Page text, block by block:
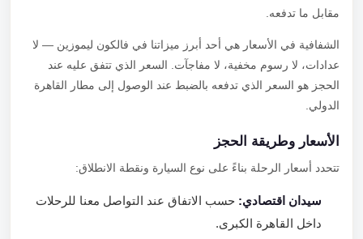
مقابل ما تدفعه.
الشفافية في الأسعار هي أحد أبرز ميزاتنا في فالكون ليموزين — لا
عدادات، لا رسوم مخفية، لا مفاجآت. السعر الذي تتفق عليه عند
الحجز هو السعر الذي تدفعه بالضبط عند الوصول إلى مطار القاهرة
الدولي.
الأسعار وطريقة الحجز
تتحدد أسعار الرحلة بناءً على نوع السيارة ونقطة الانطلاق:
سيدان اقتصادي:حسب الاتفاق عند التواصل معنا للرحلات
داخل القاهرة الكبرى.